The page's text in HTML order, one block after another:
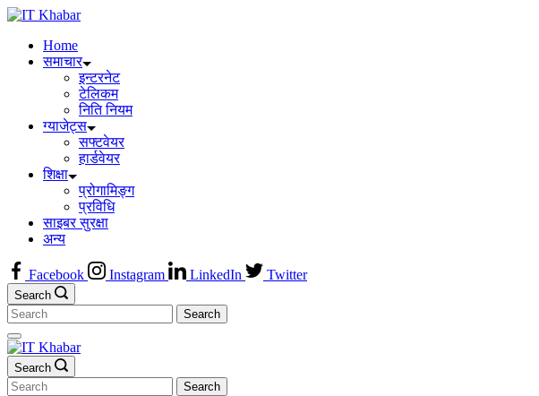
Skip
contentHome
समाचार
इन्टरनेट
टेलिकम
निति नियम
ग्याजेट्स
सफ्टवेयर
हार्डवेयर
शिक्षा
प्रोगामिङ्ग
प्रविधि
साइबर सुरक्षा
अन्य
Facebook Instagram LinkedIn Twitter
Search
Search
for:
Search
Search